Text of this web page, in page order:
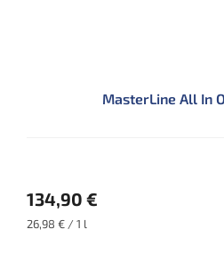
MasterLine All In
134,90 €
Jednotková
26,98 € / 1 l